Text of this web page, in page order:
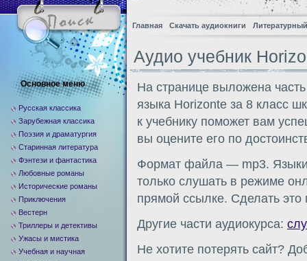
Главная Скачать аудиокниги
Аудио учебник
На странице выложена
языка Horizonte за 8 класс
к учебнику поможет вам
вы оцените его по
Формат файла — mp3.
только слушать в режиме
прямой ссылке. Сделать
Другие части аудиокурса:
Не хотите потерять сайт?
Основное меню
Русская классика
Зарубежная классика
Поэзия и драматургия
Старинная литература
Фэнтези и фантастика
Любовные романы
Исторические романы
Приключения
Вестерн
Триллеры и детективы
Ужасы и мистика
Учебная и научная